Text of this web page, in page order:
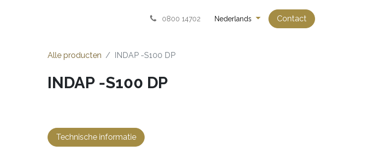
0800 14702 Nederlands Contact
Alle producten INDAP -S100 DP
INDAP -S100 DP
Technische informatie